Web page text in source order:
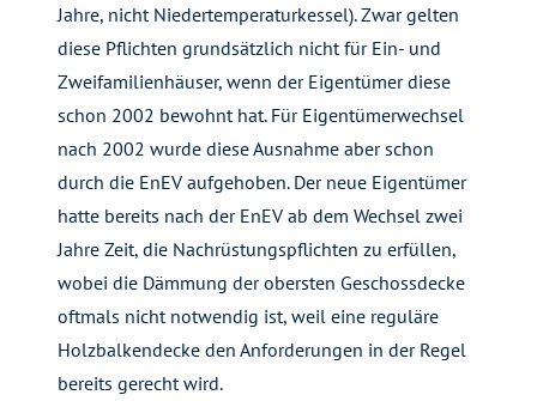
Jahre, nicht Niedertemperaturkessel). Zwar gelten
diese Pflichten grundsätzlich nicht für Ein- und
Zweifamilienhäuser, wenn der Eigentümer diese
schon 2002 bewohnt hat. Für Eigentümerwechsel
nach 2002 wurde diese Ausnahme aber schon
durch die EnEV aufgehoben. Der neue Eigentümer
hatte bereits nach der EnEV ab dem Wechsel zwei
Jahre Zeit, die Nachrüstungspflichten zu erfüllen,
wobei die Dämmung der obersten Geschossdecke
oftmals nicht notwendig ist, weil eine reguläre
Holzbalkendecke den Anforderungen in der Regel
bereits gerecht wird.